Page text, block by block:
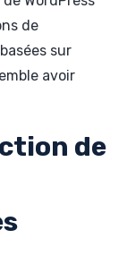
de
sur
avoir
de